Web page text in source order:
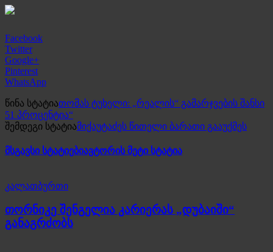
Facebook
Twitter
Google+
Pinterest
WhatsApp
წინა სტატიათომას ტუხელი: „რეალის“ გამარჯვების შანსი
51 პროცენტია“
შემდეგი სტატიამიქაუტაძეს წითელი ბარათი გააუქმეს
მსგავსი სტატიებიავტორის მეტი სტატია
კალათბურთი
თორნიკე შენგელია კარიერას „დუბაიში“
განაგრძობს